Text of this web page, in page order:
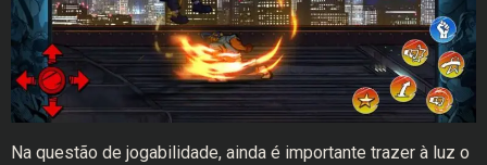
Na questão de jogabilidade, ainda é importante trazer à luz o